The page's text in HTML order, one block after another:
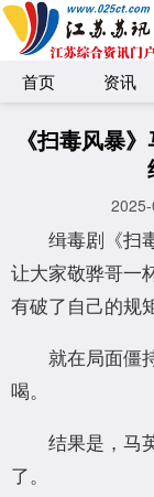
首页 资讯
《扫毒风暴
缉毒剧《扫
让大家敬骅哥一
有破了自己的规
就在局面僵
喝。
结果是，马
了。